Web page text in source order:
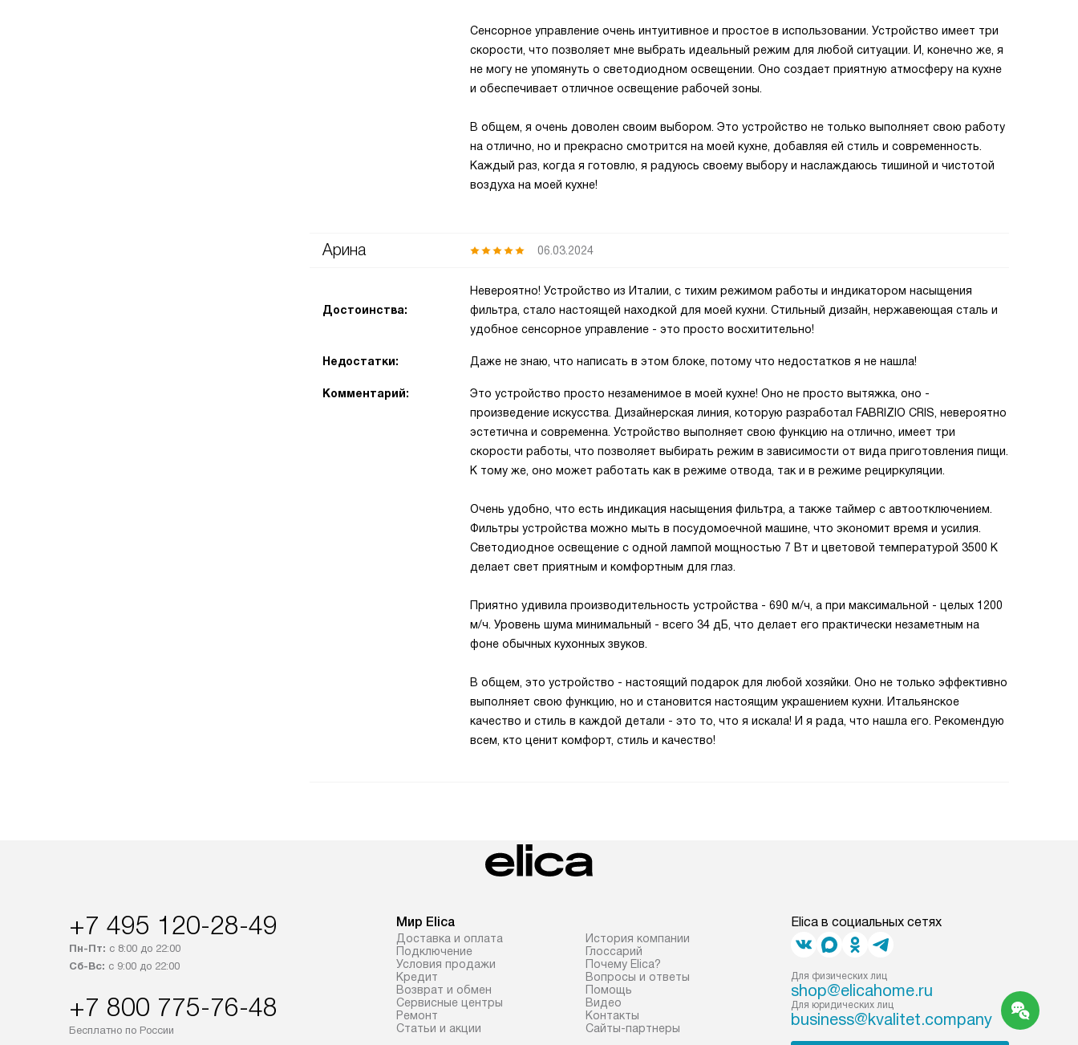
Сенсорное управление очень интуитивное и простое в использовании. Устройство имеет три
скорости, что позволяет мне выбрать идеальный режим для любой ситуации. И, конечно же, я
не могу не упомянуть о светодиодном освещении. Оно создает приятную атмосферу на кухне
и обеспечивает отличное освещение рабочей зоны.
В общем, я очень доволен своим выбором. Это устройство не только выполняет свою работу
на отлично, но и прекрасно смотрится на моей кухне, добавляя ей стиль и современность.
Каждый раз, когда я готовлю, я радуюсь своему выбору и наслаждаюсь тишиной и чистотой
воздуха на моей кухне!
Арина 06.03.2024
Достоинства:
Невероятно! Устройство из Италии, с тихим режимом работы и индикатором насыщения
фильтра, стало настоящей находкой для моей кухни. Стильный дизайн, нержавеющая сталь и
удобное сенсорное управление - это просто восхитительно!
Недостатки: Даже не знаю, что написать в этом блоке, потому что недостатков я не нашла!
Комментарий:
Это устройство просто незаменимое в моей кухне! Оно не просто вытяжка, оно -
произведение искусства. Дизайнерская линия, которую разработал FABRIZIO CRIS, невероятно
эстетична и современна. Устройство выполняет свою функцию на отлично, имеет три
скорости работы, что позволяет выбирать режим в зависимости от вида приготовления пищи.
К тому же, оно может работать как в режиме отвода, так и в режиме рециркуляции.
Очень удобно, что есть индикация насыщения фильтра, а также таймер с автоотключением.
Фильтры устройства можно мыть в посудомоечной машине, что экономит время и усилия.
Светодиодное освещение с одной лампой мощностью 7 Вт и цветовой температурой 3500 К
делает свет приятным и комфортным для глаз.
Приятно удивила производительность устройства - 690 м/ч, а при максимальной - целых 1200
м/ч. Уровень шума минимальный - всего 34 дБ, что делает его практически незаметным на
фоне обычных кухонных звуков.
В общем, это устройство - настоящий подарок для любой хозяйки. Оно не только эффективно
выполняет свою функцию, но и становится настоящим украшением кухни. Итальянское
качество и стиль в каждой детали - это то, что я искала! И я рада, что нашла его. Рекомендую
всем, кто ценит комфорт, стиль и качество!
+7 495 120-28-49
Пн-Пт: с 8:00 до 22:00
Сб-Вс: с 9:00 до 22:00
+7 800 775-76-48
Бесплатно по России
Мир Elica
Доставка и оплата
Подключение
Условия продажи
Кредит
Возврат и обмен
Сервисные центры
Ремонт
Статьи и акции
История компании
Глоссарий
Почему Elica?
Вопросы и ответы
Помощь
Видео
Контакты
Сайты-партнеры
Elica в социальных сетях
Для физических лиц
shop@elicahome.ru
Для юридических лиц
business@kvalitet.company